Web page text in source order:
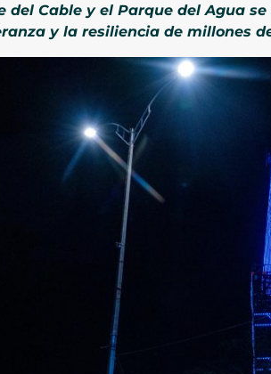
del Cable y el Parque del Agua
y la resiliencia de millones